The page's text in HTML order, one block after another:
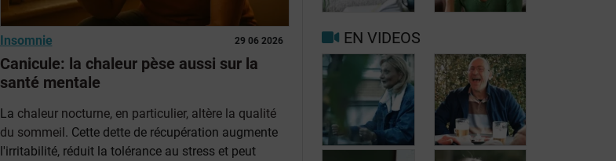
29 06 2026
Insomnie
Canicule: la chaleur pèse aussi sur la
santé mentale
La chaleur nocturne, en particulier, altère la qualité
du sommeil. Cette dette de récupération augmente
l'irritabilité, réduit la tolérance au stress et peut
maux de tête?
jour le jour
Mieux vivre
avec la
migraine au
quotidien
Facteurs
déclenchants et
de risque
migraine et
maux de tête
EN VIDEOS